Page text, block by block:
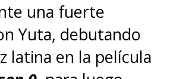
una fuerte
Yuta, debutando
latina en la película